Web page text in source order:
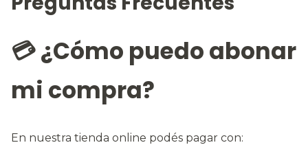
💳 ¿Cómo puedo abonar
mi compra?
En nuestra tienda online podés pagar con: